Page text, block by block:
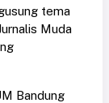
tema
Muda
Bandung